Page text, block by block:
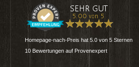
Homepage-nach-Preis hat 5.0 von 5 Sternen
10 Bewertungen auf Provenexpert